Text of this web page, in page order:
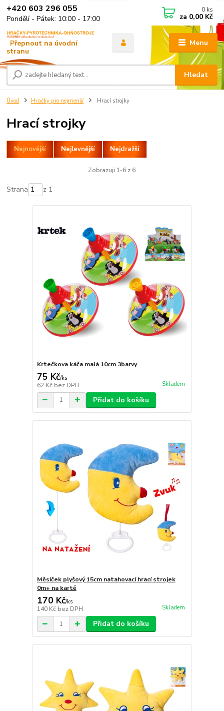
Menu
Hledat
+420 603 296 055
Pondělí - Pátek: 10:00 - 17:00
0 ks
za 0,00 Kč
Úvod Hračky pro nejmenší Hrací strojky
Hrací strojky
Nejnovější Nejlevnější Nejdražší
Zobrazuji 1-6 z 6
Strana z 1
Krtečkova káča malá 10cm 3barvy
75 Kč/ks
62 Kč bez DPH Skladem
Přidat do košíku
Měsíček plyšový 15cm natahovací hrací strojek
0m+ na kartě
170 Kč/ks
140 Kč bez DPH Skladem
Přidat do košíku